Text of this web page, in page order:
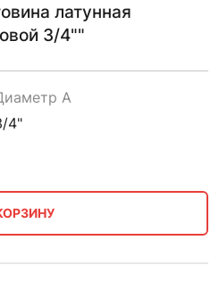
латунная
3/4""
A
4"